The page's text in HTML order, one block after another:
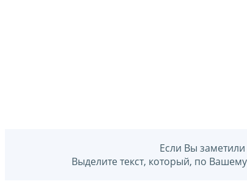
Если Вы
Выделите текст, который, по